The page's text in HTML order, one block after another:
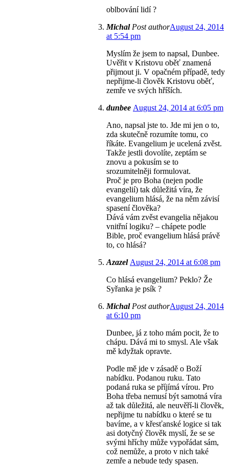
oblbování lidí ?
Michal Post authorAugust 24, 2014
at 5:54 pm
Myslím že jsem to napsal, Dunbee.
Uvěřit v Kristovu oběť znamená
přijmout ji. V opačném případě, tedy
nepřijme-li člověk Kristovu oběť,
zemře ve svých hříších.
dunbee August 24, 2014 at 6:05 pm
Ano, napsal jste to. Jde mi jen o to,
zda skutečně rozumíte tomu, co
říkáte. Evangelium je ucelená zvěst.
Takže jestli dovolíte, zeptám se
znovu a pokusím se to
srozumitelněji formulovat.
Proč je pro Boha (nejen podle
evangelií) tak důležitá víra, že
evangelium hlásá, že na něm závisí
spasení člověka?
Dává vám zvěst evangelia nějakou
vnitřní logiku? – chápete podle
Bible, proč evangelium hlásá právě
to, co hlásá?
Azazel August 24, 2014 at 6:08 pm
Co hlásá evangelium? Peklo? Že
Syřanka je psík ?
Michal Post authorAugust 24, 2014
at 6:10 pm
Dunbee, já z toho mám pocit, že to
chápu. Dává mi to smysl. Ale však
mě kdyžtak opravte.
Podle mě jde v zásadě o Boží
nabídku. Podanou ruku. Tato
podaná ruka se příjímá vírou. Pro
Boha třeba nemusí být samotná víra
až tak důležitá, ale neuvěří-li člověk,
nepřijme tu nabídku o které se tu
bavíme, a v křesťanské logice si tak
asi dotyčný člověk myslí, že se se
svými hříchy může vypořádat sám,
což nemůže, a proto v nich také
zemře a nebude tedy spasen.